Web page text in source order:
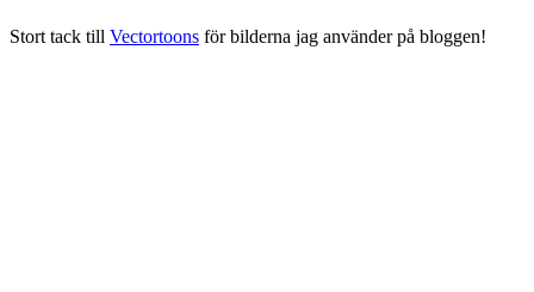
Stort tack till Vectortoons för bilderna jag använder på bloggen!